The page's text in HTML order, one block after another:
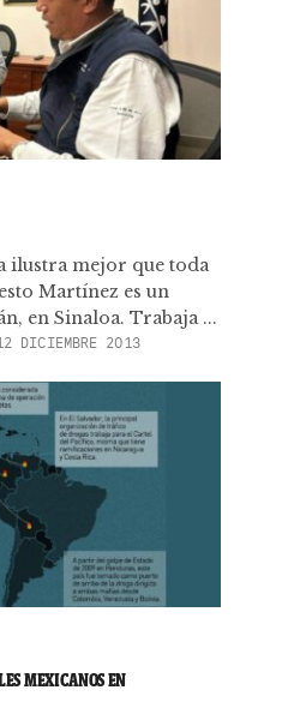
ilustra mejor que toda
Martínez es un
en Sinaloa. Trabaja ...
DICIEMBRE 2013
MEXICANOS EN